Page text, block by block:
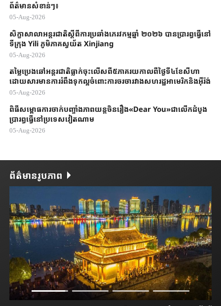
ព័ត៌មានសំខាន់ៗ៖
05-Aug-2026
សិក្ខាសាលា​អន្តរជាតិ​ស្តីពី​ការប្រឆាំង​ភេរវកម្ម​ឆ្នាំ ២០២៦ ​បានប្រារព្ធធ្វើ​នៅ
ទីក្រុង ​Yili ​ភូមិភាគ​ស្វយ័ត ​Xinjiang ​
05-Aug-2026
តម្លៃប្រេងឆៅ​អន្តរជាតិ​ធ្លាក់ចុះលើសពី​៥ភាគរយ​កាលពី​ថ្ងៃទី៤ខែ​សីហា​
ដោយសារ​មានការរំពឹងទុក​ល្អ​ចំពោះ​ការចរចា​រវាង​សហរដ្ឋអាមេរិក​និងអ៊ីរ៉ង់​
05-Aug-2026
ពិធីសម្ពោធការចាក់បញ្ចាំងភាពយន្តចិនរឿង«Dear You»ជាលើកដំបូង
ប្រារព្ធធ្វើនៅប្រទេសវៀតណាម
05-Aug-2026
ព័ត៌មានរូបភាព